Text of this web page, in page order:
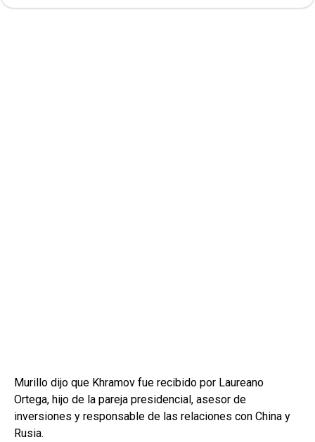
Murillo dijo que Khramov fue recibido por Laureano
Ortega, hijo de la pareja presidencial, asesor de
inversiones y responsable de las relaciones con China y
Rusia.